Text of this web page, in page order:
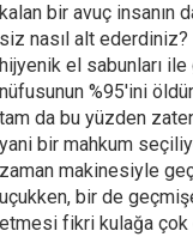
kalan bir avuç insanın
siz nasıl alt
hijyenik el sabunları
nüfusunun %95'ini
tam da bu yüzden
yani bir mahkum
zaman makinesiyle
uçukken, bir de
etmesi fikri kulağa